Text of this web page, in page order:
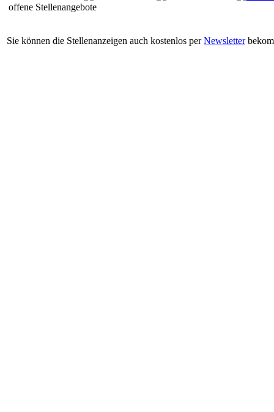
offene Stellenangebote
Sie können die Stellenanzeigen auch kostenlos perNewsletter